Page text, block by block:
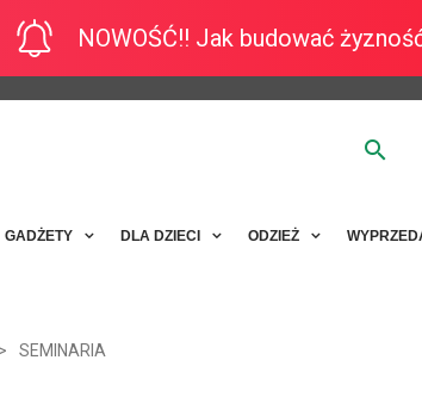
NOWOŚĆ!! Jak budować
GADŻETY DLA DZIECI ODZIEŻ
SEMINARIA